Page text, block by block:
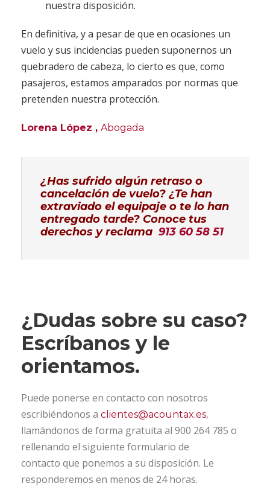
nuestra disposición.
En definitiva, y a pesar de que en ocasiones un
vuelo y sus incidencias pueden suponernos un
quebradero de cabeza, lo cierto es que, como
pasajeros, estamos amparados por normas que
pretenden nuestra protección.
Lorena López , Abogada
¿Has sufrido algún retraso o
cancelación de vuelo? ¿Te han
extraviado el equipaje o te lo han
entregado tarde? Conoce tus
derechos y reclama 913 60 58 51
¿Dudas sobre su caso?
Escríbanos y le
orientamos.
Puede ponerse en contacto con nosotros
escribiéndonos a clientes@acountax.es,
llamándonos de forma gratuita al 900 264 785 o
rellenando el siguiente formulario de
contacto que ponemos a su disposición. Le
responderemos en menos de 24 horas.